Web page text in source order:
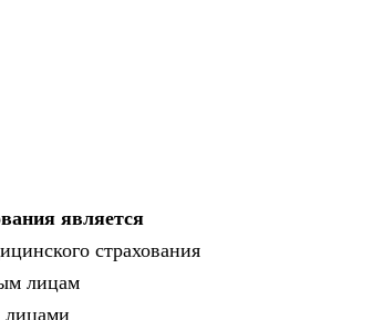
является
страхования
лицам
лицами